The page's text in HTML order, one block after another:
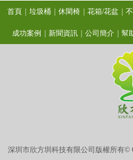
首頁 垃圾桶 休閑椅 花箱/花盆
成功案例 新聞資訊 公司簡介 幫
深圳市欣方圳科技有限公司版權所有©